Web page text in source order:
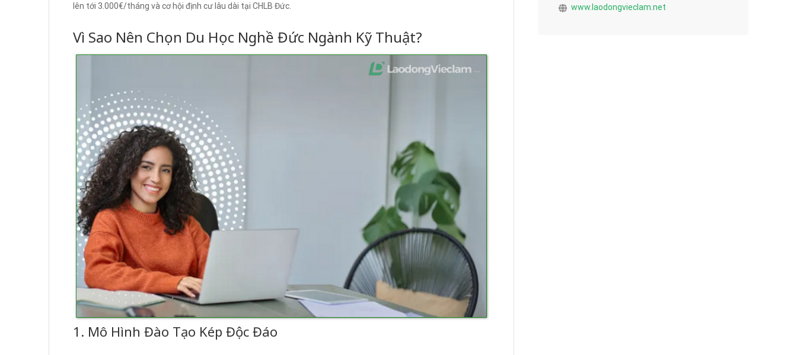
lên tới 3.000€/tháng và cơ hội định cư lâu dài tại CHLB Đức.
Vì Sao Nên Chọn Du Học Nghề Đức Ngành Kỹ Thuật?
1. Mô Hình Đào Tạo Kép Độc Đáo
www.laodongvieclam.net